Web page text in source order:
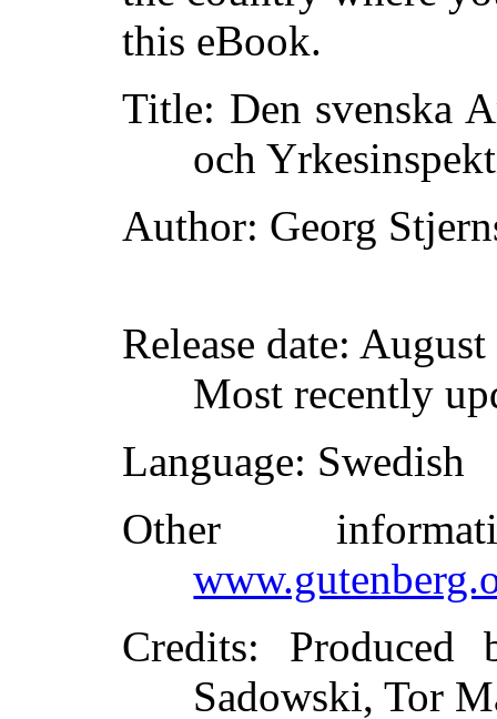
this eBook.
Title: Den svenska
och
Author: Georg
Release date:
Most recently
Language: Swedish
Other
Credits: Produced
Sadowski, Tor